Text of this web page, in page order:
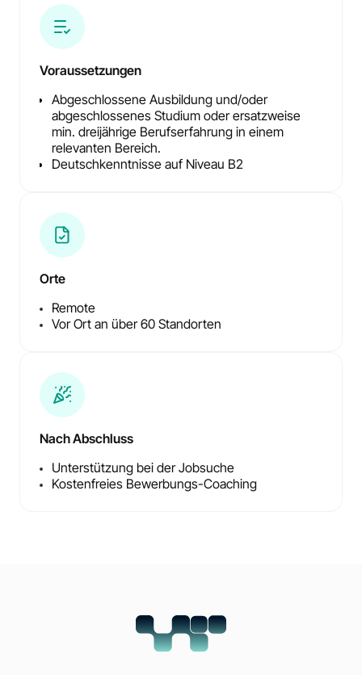
Voraussetzungen
Abgeschlossene Ausbildung und/oder
abgeschlossenes Studium oder ersatzweise
min. dreijährige Berufserfahrung in einem
relevanten Bereich.
Deutschkenntnisse auf Niveau B2
Orte
Remote
Vor Ort an über 60 Standorten
Nach Abschluss
Unterstützung bei der Jobsuche
Kostenfreies Bewerbungs-Coaching